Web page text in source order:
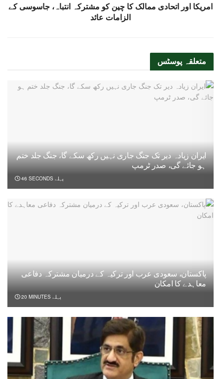
امریکا اور اتحادی ممالک کا چین کو مشترکہ انتباہ، جاسوسی کے
الزامات عائد
متعلقہ پوسٹس
ایران زیادہ دیر تک جنگ جاری نہیں رکھ سکے گا، جنگ جلد ختم
ہو جائے گی، صدر ٹرمپ
46 SECONDS پہلے
پاکستان، سعودی عرب اور ترکیہ کے درمیان مشترکہ دفاعی
معاہدے کا امکان
20 MINUTES پہلے